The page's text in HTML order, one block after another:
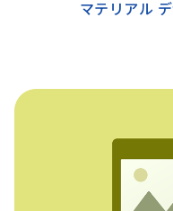
マテリアル